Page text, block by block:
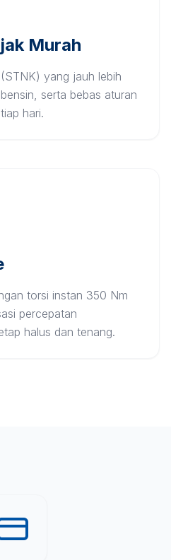
Murah
yang jauh lebih
serta bebas aturan
hari.
torsi instan 350 Nm
percepatan
halus dan tenang.